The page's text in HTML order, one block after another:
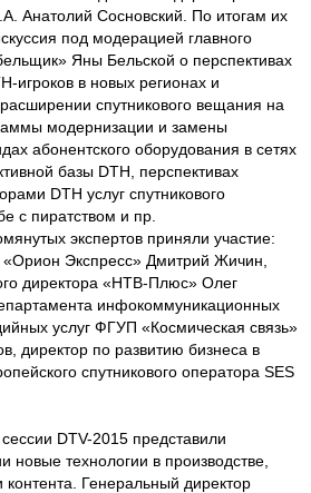
Анатолий Сосновский. По итогам их
под модерацией главного
Яны Бельской о перспективах
игроков в новых регионах и
спутникового вещания на
модернизации и замены
абонентского оборудования в сетях
базы DTH, перспективах
DTH услуг спутникового
с пиратством и пр.
экспертов приняли участие:
«Орион Экспресс» Дмитрий Жичин,
директора «НТВ-Плюс» Олег
инфокоммуникационных
услуг ФГУП «Космическая связь»
директор по развитию бизнеса в
спутникового оператора SES
DTV-2015 представили
новые технологии в производстве,
контента. Генеральный директор